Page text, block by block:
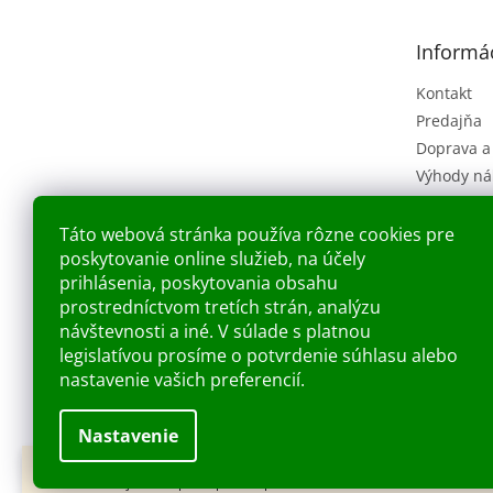
Táto webová stránka používa rôzne cookies pre
poskytovanie online služieb, na účely
prihlásenia, poskytovania obsahu
prostredníctvom tretích strán, analýzu
návštevnosti a iné. V súlade s platnou
legislatívou prosíme o potvrdenie súhlasu alebo
nastavenie vašich preferencií.
Nastavenie
Dobry deň Chceme Vás informovať, že predajňa bude zatvorená v piatok
7.8.2026. Ďakujeme za pochopenie S pozdravom KUPELNASHOP TEAM
Kontakt
Predajňa
Doprava
Výhody
Ochrana
Náš